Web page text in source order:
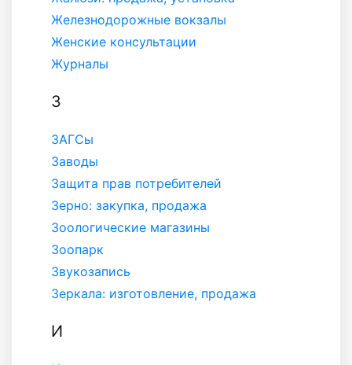
Железнодорожные вокзалы
Женские консультации
Журналы
З
ЗАГСы
Заводы
Защита прав потребителей
Зерно: закупка, продажа
Зоологические магазины
Зоопарк
Звукозапись
Зеркала: изготовление, продажа
И